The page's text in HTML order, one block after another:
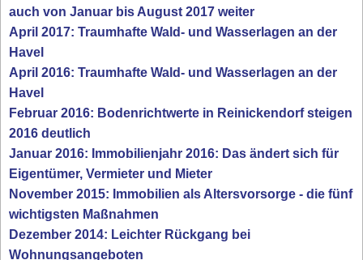
auch von Januar bis August 2017 weiter
April 2017: Traumhafte Wald- und Wasserlagen an der
Havel
April 2016: Traumhafte Wald- und Wasserlagen an der
Havel
Februar 2016: Bodenrichtwerte in Reinickendorf steigen
2016 deutlich
Januar 2016: Immobilienjahr 2016: Das ändert sich für
Eigentümer, Vermieter und Mieter
November 2015: Immobilien als Altersvorsorge - die fünf
wichtigsten Maßnahmen
Dezember 2014: Leichter Rückgang bei
Wohnungsangeboten